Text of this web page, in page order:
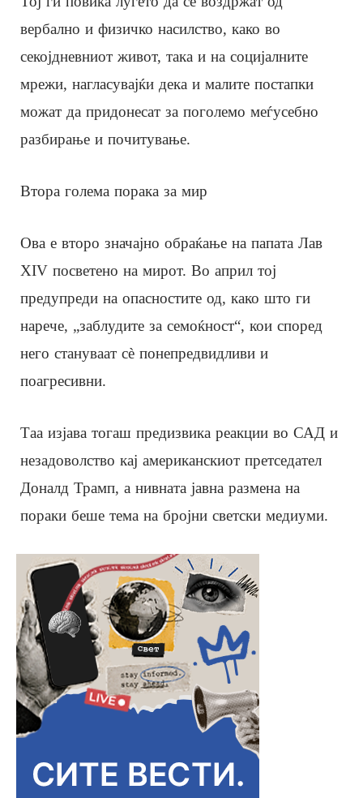
вербално и физичко насилство, како во
секојдневниот живот, така и на социјалните
мрежи, нагласувајќи дека и малите постапки
можат да придонесат за поголемо меѓусебно
разбирање и почитување.
Втора голема порака за мир
Ова е второ значајно обраќање на папата Лав
XIV посветено на мирот. Во април тој
предупреди на опасностите од, како што ги
нарече, „заблудите за семоќност“, кои според
него стануваат сè понепредвидливи и
поагресивни.
Таа изјава тогаш предизвика реакции во САД и
незадоволство кај американскиот претседател
Доналд Трамп, а нивната јавна размена на
пораки беше тема на бројни светски медиуми.